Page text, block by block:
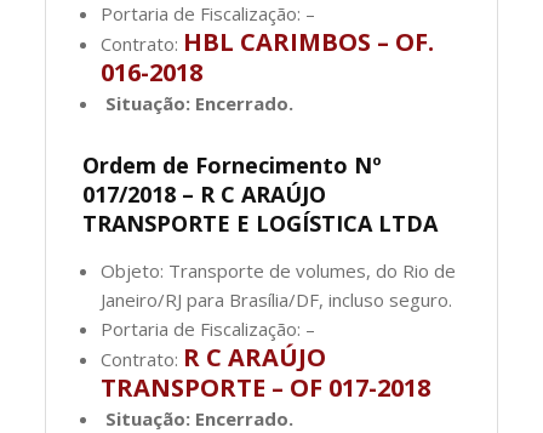
Portaria de Fiscalização: –
Contrato: HBL CARIMBOS – OF.
016-2018
Situação: Encerrado.
Ordem de Fornecimento Nº
017/2018 – R C ARAÚJO
TRANSPORTE E LOGÍSTICA LTDA
Objeto: Transporte de volumes, do Rio de
Janeiro/RJ para Brasília/DF, incluso seguro.
Portaria de Fiscalização: –
Contrato: R C ARAÚJO
TRANSPORTE – OF 017-2018
Situação: Encerrado.